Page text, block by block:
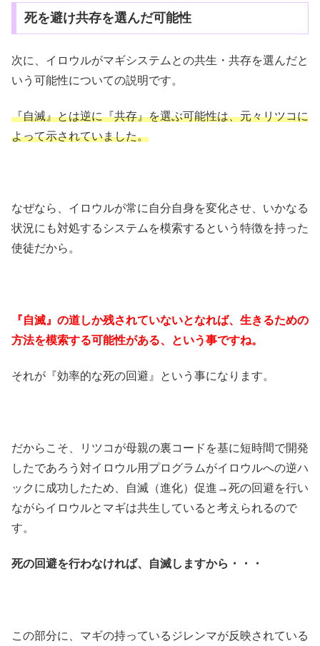
死を避け共存を選んだ可能性
次に、イロウルがマギシステムとの共生・共存を選んだと
いう可能性についての説明です。
『自滅』とは逆に『共存』を選ぶ可能性は、元々リツコに
よって示されていました。
なぜなら、イロウルが常に自分自身を変化させ、いかなる
状況にも対処するシステムを模索するという特徴を持った
使徒だから。
『自滅』の道しか残されていないとなれば、生きるための
方法を模索する可能性がある、という事ですね。
それが『効率的な死の回避』という事になります。
だからこそ、リツコが母親の裏コードを基に短時間で開発
したであろう対イロウル用プログラムがイロウルへの逆ハ
ックに成功したため、自滅（進化）促進→死の回避を行い
ながらイロウルとマギは共生していると考えられるので
す。
死の回避を行わなければ、自滅しますから・・・
この部分に、マギの持っているジレンマが反映されている